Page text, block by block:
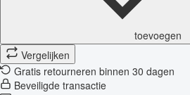
toevoegen
Vergelijken
Gratis retourneren binnen 30 dagen
Beveiligde transactie